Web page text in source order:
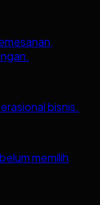
bisnis.
memilih